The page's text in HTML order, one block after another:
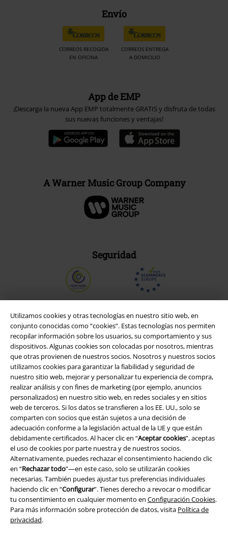
Utilizamos cookies y otras tecnologías en nuestro sitio web, en
conjunto conocidas como “cookies”. Estas tecnologías nos permiten
recopilar información sobre los usuarios, su comportamiento y sus
dispositivos. Algunas cookies son colocadas por nosotros, mientras
que otras provienen de nuestros socios. Nosotros y nuestros socios
utilizamos cookies para garantizar la fiabilidad y seguridad de
nuestro sitio web, mejorar y personalizar tu experiencia de compra,
realizar análisis y con fines de marketing (por ejemplo, anuncios
personalizados) en nuestro sitio web, en redes sociales y en sitios
web de terceros. Si los datos se transfieren a los EE. UU., solo se
comparten con socios que están sujetos a una decisión de
adecuación conforme a la legislación actual de la UE y que están
debidamente certificados. Al hacer clic en “Aceptar cookies”, aceptas
el uso de cookies por parte nuestra y de nuestros socios.
Alternativamente, puedes rechazar el consentimiento haciendo clic
en “Rechazar todo”—en este caso, solo se utilizarán cookies
necesarias. También puedes ajustar tus preferencias individuales
haciendo clic en “Configurar”. Tienes derecho a revocar o modificar
tu consentimiento en cualquier momento en Configuración Cookies.
Para más información sobre protección de datos, visita Política de
privacidad.
Envío
CORREOS RECOGIDA
EN OFICINA
CORREOS ENTREGA
A DOMICILIO
App de EMP
¡Descarga la nueva App EMP totalmente GRATIS y disfruta de todas
sus nuevas funciones y ventajas!
A Warner Music Group Company
Seguridad
Legal
Términos y Condiciones
Aviso Legal
Ley protección de datos
Eliminación de residuos y protección del medioambiente
Declaración de Conformidad